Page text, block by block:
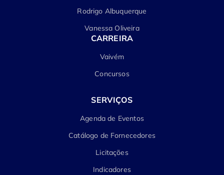
Rodrigo Albuquerque
Vanessa Oliveira
CARREIRA
Vaivém
Concursos
SERVIÇOS
Agenda de Eventos
Catálogo de Fornecedores
Licitações
Indicadores